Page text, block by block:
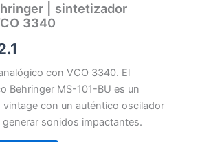
| sintetizador
3340
con VCO 3340. El
Behringer MS-101-BU es un
con un auténtico oscilador
sonidos impactantes.